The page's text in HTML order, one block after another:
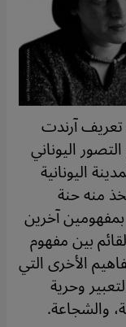
آرندت
اليوناني
اليونانية
منه حنة
آخرين
بين مفهوم
الأخرى التي
وحرية
والشجاعة.